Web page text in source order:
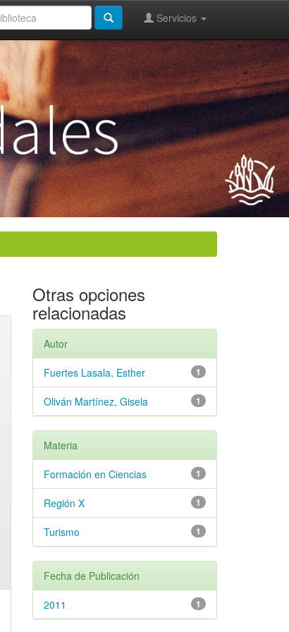
Servicios
Otras opciones
relacionadas
Autor
1
Fuertes Lasala, Esther
1
Oliván Martínez, Gisela
Materia
1
Formación en Ciencias
1
Región X
1
Turismo
Fecha de Publicación
1
2011